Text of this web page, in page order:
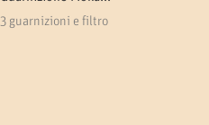
3 guarnizioni e filtro